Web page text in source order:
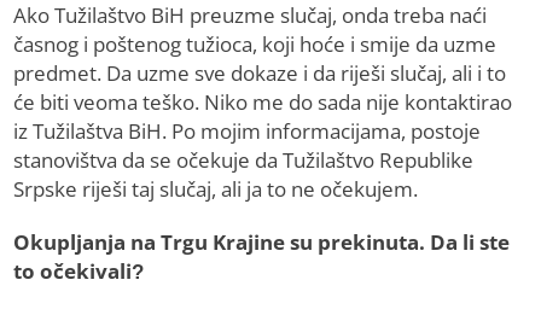
Ako Tužilaštvo BiH preuzme slučaj, onda treba naći
časnog i poštenog tužioca, koji hoće i smije da uzme
predmet. Da uzme sve dokaze i da riješi slučaj, ali i to
će biti veoma teško. Niko me do sada nije kontaktirao
iz Tužilaštva BiH. Po mojim informacijama, postoje
stanovištva da se očekuje da Tužilaštvo Republike
Srpske riješi taj slučaj, ali ja to ne očekujem.
Okupljanja na Trgu Krajine su prekinuta. Da li ste
to očekivali?